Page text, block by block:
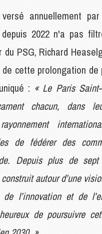
annuellement
2022 n'a pas
du PSG, Richard
cette prolongation de
: « Le Paris
chacun, dans
de fédérer des
Depuis plus de
autour d’une
de l’innovation et de
de poursuivre